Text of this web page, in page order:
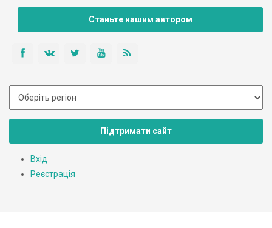
Станьте нашим автором
Підтримати сайт
Вхід
Реєстрація